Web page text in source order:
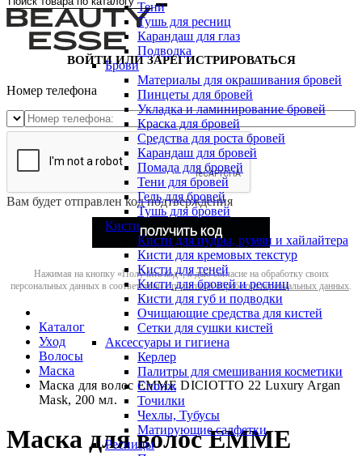
Тени
Тушь для ресниц
Карандаш для глаз
Подводка
Брови
Материалы для окрашивания бровей
Пинцеты для бровей
Укладка и ламинирование бровей
Краска для бровей
Средства для роста бровей
Карандаш для бровей
Помада для бровей
Тени для бровей
Гель для бровей
Тушь для бровей
Кисти
Кисти для пудры, румян и хайлайтера
Кисти для кремовых текстур
Кисти для теней
Кисти для бровей и ресниц
Кисти для губ и подводки
Очищающие средства для кистей
Сетки для сушки кистей
Аксессуары и гигиена
Керлер
Палитры для смешивания косметики
Спонж
Точилки
Чехлы, Тубусы
Матирующие салфетки
Ресницы
ВОЙТИ ИЛИ ЗАРЕГИСТРИРОВАТЬСЯ
Номер телефона
Вам будет отправлен код подтверждения
ПОЛУЧИТЬ КОД
Нажимая на кнопку «Получить код», я даю согласие на обработку своих
персональных данных в соответствии сполитикой обработки персональных данных.
Каталог
Уход
Волосы
Маска
Маска для волос EMME DICIOTTO 22 Luxury Argan
Mask, 200 мл.
Маска для волос EMME